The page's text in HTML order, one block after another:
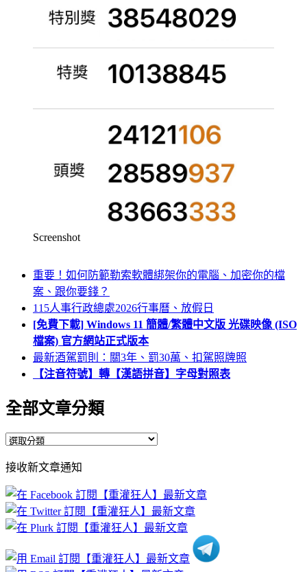
Screenshot
重要！如何防範勒索軟體綁架你的電腦、加密你的檔
案、跟你要錢？
115人事行政總處2026行事曆、放假日
[免費下載] Windows 11 簡體/繁體中文版 光碟映像 (ISO
檔案) 官方網站正式版本
最新酒駕罰則：關3年、罰30萬、扣駕照牌照
【注音符號】轉【漢語拼音】字母對照表
全部文章分類
全
文
章
分
類
接收新文章通知